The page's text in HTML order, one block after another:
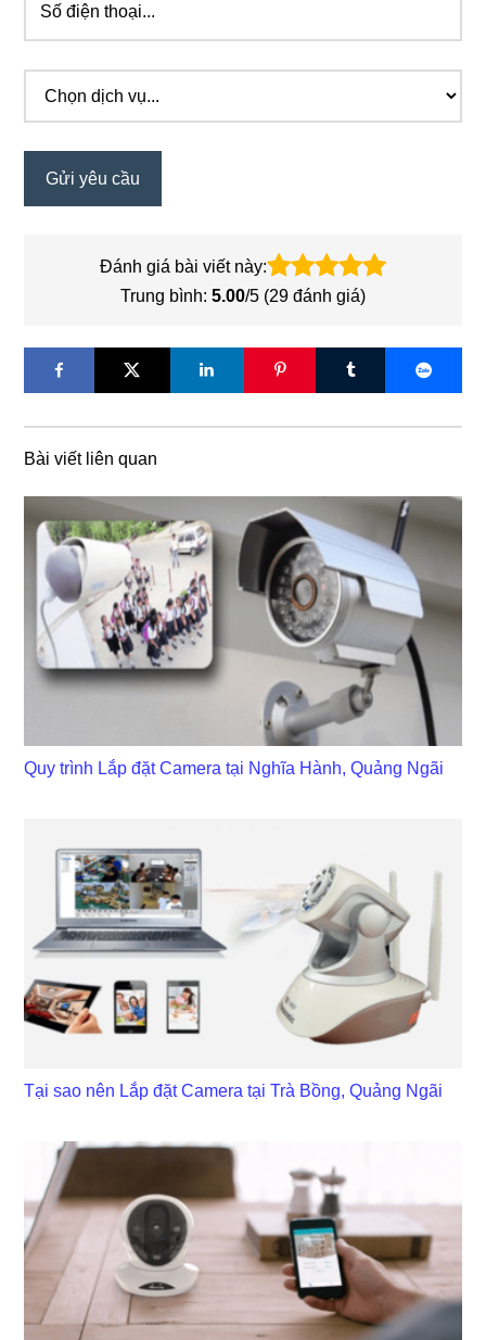
Đánh giá bài viết này:
Trung bình: 5.00/5 (29 đánh giá)
Bài viết liên quan
Quy trình Lắp đặt Camera tại Nghĩa Hành, Quảng Ngãi
Tại sao nên Lắp đặt Camera tại Trà Bồng, Quảng Ngãi